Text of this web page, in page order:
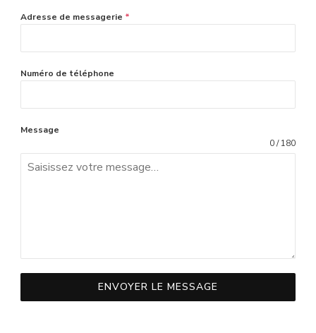
Adresse de messagerie *
Numéro de téléphone
Message
0 / 180
ENVOYER LE MESSAGE